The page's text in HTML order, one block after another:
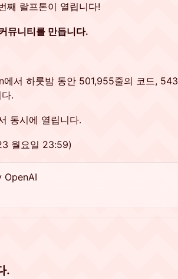
째 랄프톤이 열립니다!
뮤니티를 만듭니다.
서 하룻밤 동안 501,955줄의 코드, 543
.
동시에 열립니다.
월요일 23:59)
OpenAI
.